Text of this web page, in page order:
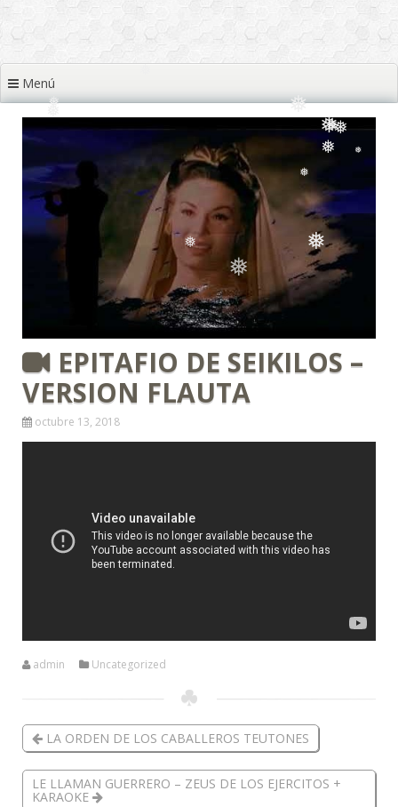
❅
❅
❅ ❅
❅ ❅
❅
❅
❅
❅
Menú
EPITAFIO DE SEIKILOS –
VERSION FLAUTA
octubre 13, 2018
admin Uncategorized
LA ORDEN DE LOS CABALLEROS TEUTONES
LE LLAMAN GUERRERO – ZEUS DE LOS EJERCITOS +
KARAOKE